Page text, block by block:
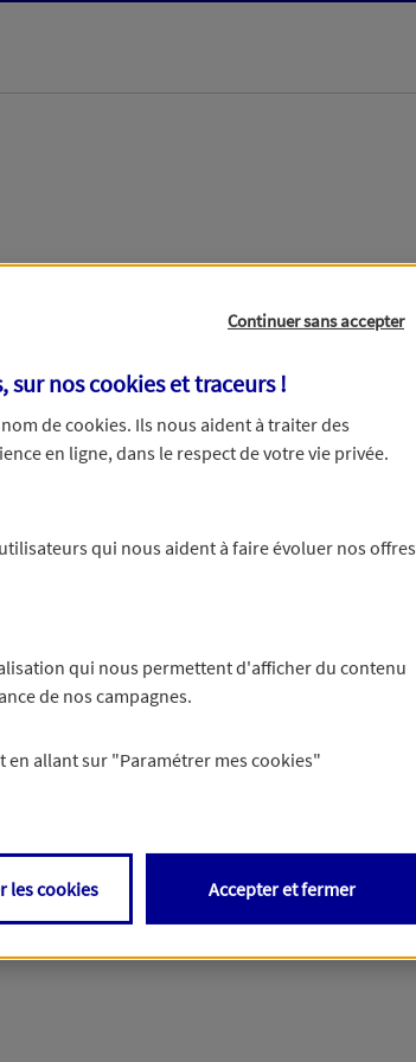
Continuer sans accepter
sur noscookies et traceurs!
decookies. Ils nous aident à traiter des
en ligne, dans le respect de votre vie privée.
qui nous aident à faire évoluer nos offres
qui nous permettent d'afficher du contenu
de nos campagnes.
en allant sur "Paramétrer mes cookies"
les cookies Accepter et fermer